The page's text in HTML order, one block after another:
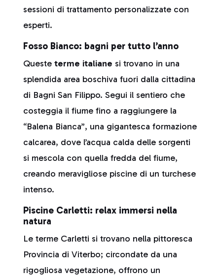
sessioni di trattamento personalizzate con
esperti.
Fosso Bianco: bagni per tutto l’anno
Queste terme italiane si trovano in una
splendida area boschiva fuori dalla cittadina
di Bagni San Filippo. Segui il sentiero che
costeggia il fiume fino a raggiungere la
“Balena Bianca”, una gigantesca formazione
calcarea, dove l’acqua calda delle sorgenti
si mescola con quella fredda del fiume,
creando meravigliose piscine di un turchese
intenso.
Piscine Carletti: relax immersi nella
natura
Le terme Carletti si trovano nella pittoresca
Provincia di Viterbo; circondate da una
rigogliosa vegetazione, offrono un